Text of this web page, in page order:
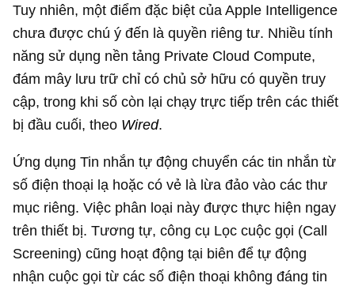
Tuy nhiên, một điểm đặc biệt của Apple Intelligence
chưa được chú ý đến là quyền riêng tư. Nhiều tính
năng sử dụng nền tảng Private Cloud Compute,
đám mây lưu trữ chỉ có chủ sở hữu có quyền truy
cập, trong khi số còn lại chạy trực tiếp trên các thiết
bị đầu cuối, theo Wired.
Ứng dụng Tin nhắn tự động chuyển các tin nhắn từ
số điện thoại lạ hoặc có vẻ là lừa đảo vào các thư
mục riêng. Việc phân loại này được thực hiện ngay
trên thiết bị. Tương tự, công cụ Lọc cuộc gọi (Call
Screening) cũng hoạt động tại biên để tự động
nhận cuộc gọi từ các số điện thoại không đáng tin